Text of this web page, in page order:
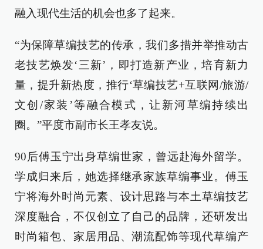
融入现代生活的机会也多了起来。
“为保障草编技艺的传承，我们多措并举推动古
老技艺焕发‘三新’，即打造新产业，培育新力
量，提升新热度，推行‘草编技艺+互联网/旅游/
文创/家装’等融合模式，让新河草编持续出
圈。”平度市副市长王孝友说。
90后傅玉宁出身草编世家，曾远赴海外留学。
学成归来后，她选择继承家族草编事业。傅玉
宁将海外时尚元素、设计思路与本土草编技艺
深度融合，不仅创立了自己的品牌，还研发出
时尚箱包、家居用品、潮流配饰等现代草编产